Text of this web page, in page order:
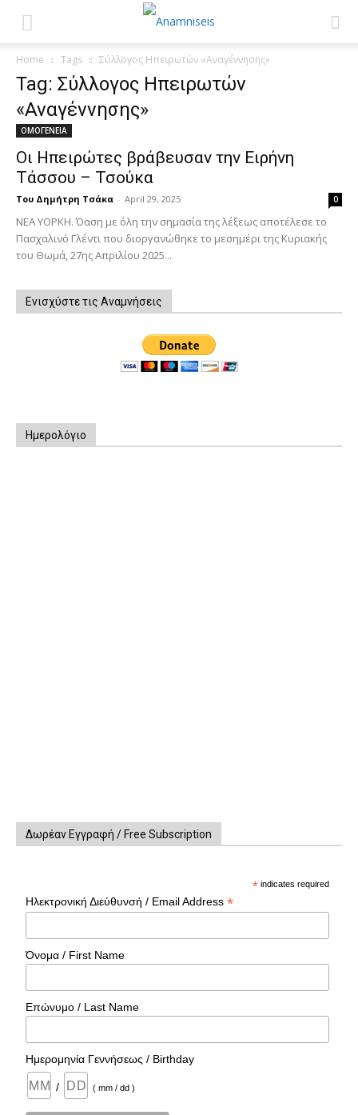
Home Tags Σύλλογος Ηπειρωτών «Αναγέννησης»
Tag: Σύλλογος Ηπειρωτών
«Αναγέννησης»
ΟΜΟΓΕΝΕΙΑ
Οι Ηπειρώτες βράβευσαν την Ειρήνη
Τάσσου – Τσούκα
Του Δημήτρη Τσάκα - April 29, 2025 0
ΝΕΑ ΥΟΡΚΗ. Όαση με όλη την σημασία της λέξεως αποτέλεσε το
Πασχαλινό Γλέντι που διοργανώθηκε το μεσημέρι της Κυριακής
του Θωμά, 27ης Απριλίου 2025...
Ενισχύστε τις Αναμνήσεις
Ημερολόγιο
Δωρέαν Εγγραφή / Free Subscription
* indicates required
Ηλεκτρονική Διεύθυνσή / Email Address*
Όνομα / First Name
Επώνυμο / Last Name
Ημερομηνία Γεννήσεως / Birthday
/ ( mm / dd )